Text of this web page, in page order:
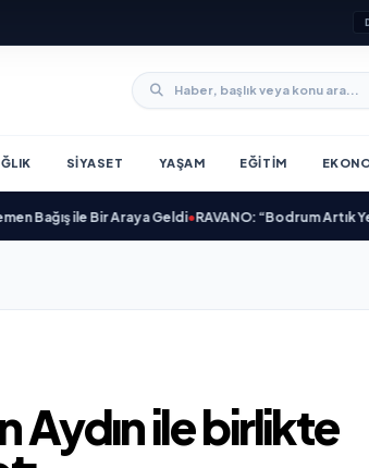
SIYASET YAŞAM EĞITIM
ile Bir Araya Geldi•RAVANO: “Bodrum Artık Yeni St.
Aydın ile birlikte